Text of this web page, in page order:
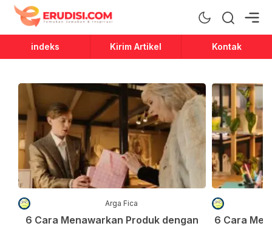
Erudisi
Temukan Jawaban dan Inspirasi
indeks Kirim Artikel Kontak
Arga Fica
6 Cara Menawarkan Produk dengan
6 Cara